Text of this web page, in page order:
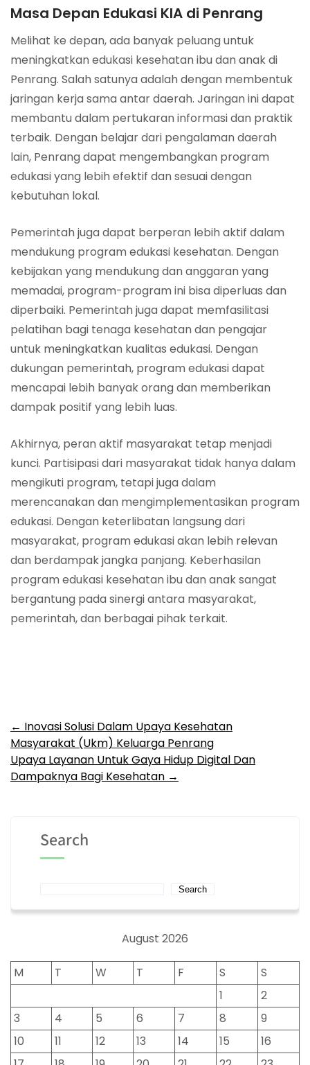
Masa Depan Edukasi KIA di Penrang
Melihat ke depan, ada banyak peluang untuk
meningkatkan edukasi kesehatan ibu dan anak di
Penrang. Salah satunya adalah dengan membentuk
jaringan kerja sama antar daerah. Jaringan ini dapat
membantu dalam pertukaran informasi dan praktik
terbaik. Dengan belajar dari pengalaman daerah
lain, Penrang dapat mengembangkan program
edukasi yang lebih efektif dan sesuai dengan
kebutuhan lokal.
Pemerintah juga dapat berperan lebih aktif dalam
mendukung program edukasi kesehatan. Dengan
kebijakan yang mendukung dan anggaran yang
memadai, program-program ini bisa diperluas dan
diperbaiki. Pemerintah juga dapat memfasilitasi
pelatihan bagi tenaga kesehatan dan pengajar
untuk meningkatkan kualitas edukasi. Dengan
dukungan pemerintah, program edukasi dapat
mencapai lebih banyak orang dan memberikan
dampak positif yang lebih luas.
Akhirnya, peran aktif masyarakat tetap menjadi
kunci. Partisipasi dari masyarakat tidak hanya dalam
mengikuti program, tetapi juga dalam
merencanakan dan mengimplementasikan program
edukasi. Dengan keterlibatan langsung dari
masyarakat, program edukasi akan lebih relevan
dan berdampak jangka panjang. Keberhasilan
program edukasi kesehatan ibu dan anak sangat
bergantung pada sinergi antara masyarakat,
pemerintah, dan berbagai pihak terkait.
Post
navigation
← Inovasi Solusi Dalam Upaya Kesehatan
Masyarakat (Ukm) Keluarga Penrang
Upaya Layanan Untuk Gaya Hidup Digital Dan
Dampaknya Bagi Kesehatan →
Search
Search
August 2026
M T W T F S
S
1
2
3
4 5 6 7 8
9
10
11 12 13 14 15
16